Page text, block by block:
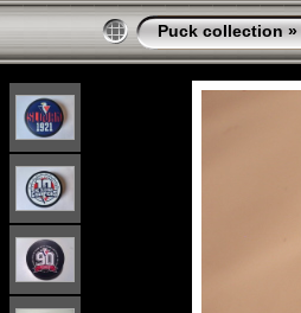
Puck collection »